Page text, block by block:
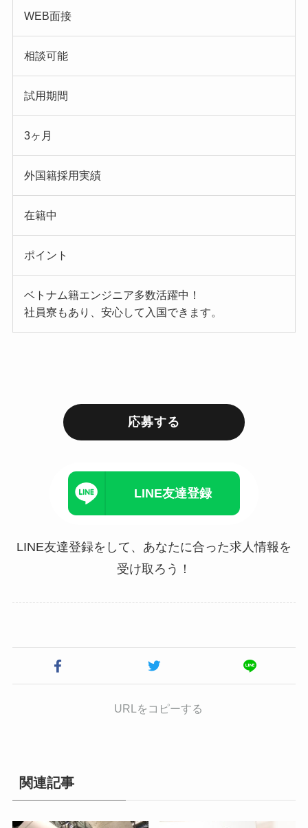
WEB面接
相談可能
試用期間
3ヶ月
外国籍採用実績
在籍中
ポイント
ベトナム籍エンジニア多数活躍中！
社員寮もあり、安心して入国できます。
応募する
LINE友達登録
LINE友達登録をして、あなたに合った求人情報を
受け取ろう！
URLをコピーする
関連記事